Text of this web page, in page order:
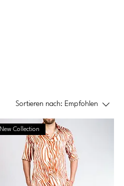
Sortieren nach: Empfohlen
New Collection